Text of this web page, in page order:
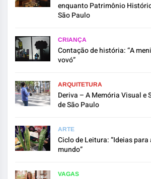
enquanto Patrimônio
São Paulo
CRIANÇA
Contação de história: “A
vovó”
ARQUITETURA
Deriva – A Memória Visual e
de São Paulo
ARTE
Ciclo de Leitura: “Ideias
mundo”
VAGAS